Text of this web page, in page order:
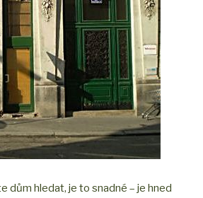
dům hledat, je to snadné – je hned